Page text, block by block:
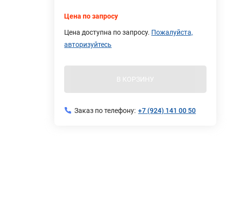
Цена по запросу
Цена доступна по запросу. Пожалуйста,
авторизуйтесь
В КОРЗИНУ
Заказ по телефону: +7 (924) 141 00 50